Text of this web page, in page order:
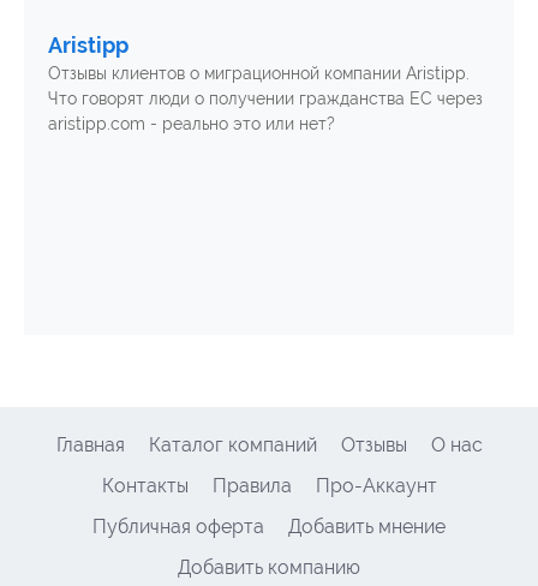
Aristipp
Отзывы клиентов о миграционной компании Aristipp.
Что говорят люди о получении гражданства ЕС через
aristipp.com - реально это или нет?
Главная Каталог компаний Отзывы
О нас
Контакты
Правила
Про-Аккаунт
Публичная оферта
Добавить мнение
Добавить компанию